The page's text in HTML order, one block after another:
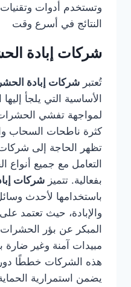
وتستخدم أدوات
النتائج في أسرع وقت
شركات إبادة
تُعتبر شركات إبادة
الأساسية التي يلجأ
لمواجهة تفشي الحشرات
كثرة ناطحات السحاب
تظهر الحاجة إلى
التعامل مع جميع أنواع
بفعالية. تتميز شركات
باستخدامها لأحدث
والإبادة، حيث تعتمد
المبكر عن بؤر
مبيدات آمنة وغير ضارة
هذه الشركات خططًا
يضمن استمرارية